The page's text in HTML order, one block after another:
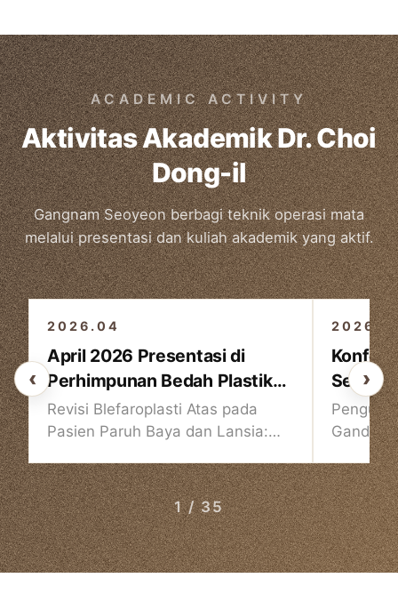
ACADEMIC ACTIVITY
Aktivitas Akademik Dr. Choi
Dong-il
Gangnam Seoyeon berbagi teknik operasi mata
melalui presentasi dan kuliah akademik yang aktif.
‹ ›
3/3
2026.04
April 2026 Presentasi di
Perhimpunan Bedah Plastik
Estetik Korea
Revisi Blefaroplasti Atas pada
Pasien Paruh Baya dan Lansia:
2026
Semi
Plastik
Ganda
1 / 35